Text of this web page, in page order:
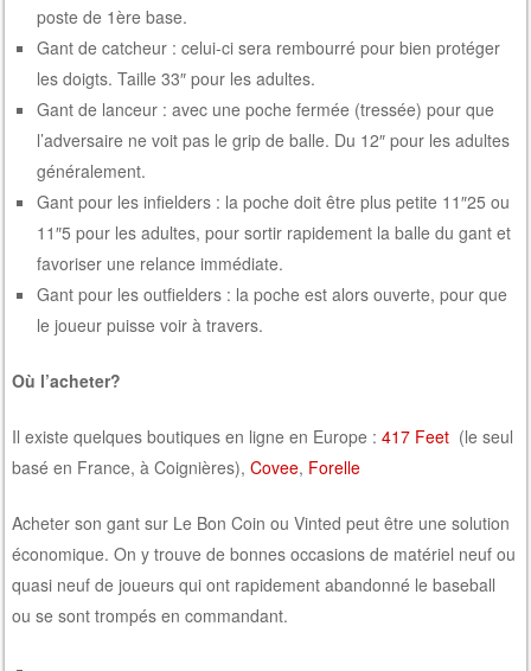
poste de 1ère base.
Gant de catcheur : celui-ci sera rembourré pour bien protéger
les doigts. Taille 33″ pour les adultes.
Gant de lanceur : avec une poche fermée (tressée) pour que
l’adversaire ne voit pas le grip de balle. Du 12″ pour les adultes
généralement.
Gant pour les infielders : la poche doit être plus petite 11″25 ou
11″5 pour les adultes, pour sortir rapidement la balle du gant et
favoriser une relance immédiate.
Gant pour les outfielders : la poche est alors ouverte, pour que
le joueur puisse voir à travers.
Où l’acheter?
Il existe quelques boutiques en ligne en Europe :417 Feet (le seul
basé en France, à Coignières),Covee, Forelle
Acheter son gant sur Le Bon Coin ou Vinted peut être une solution
économique. On y trouve de bonnes occasions de matériel neuf ou
quasi neuf de joueurs qui ont rapidement abandonné le baseball
ou se sont trompés en commandant.